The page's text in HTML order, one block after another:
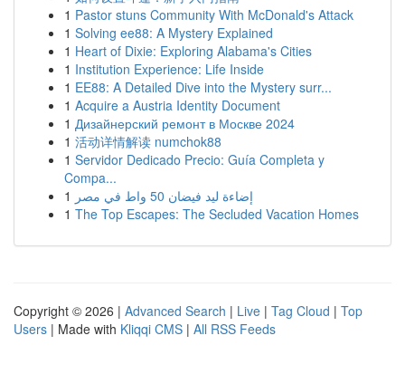
1 Pastor stuns Community With McDonald's Attack
1 Solving ee88: A Mystery Explained
1 Heart of Dixie: Exploring Alabama's Cities
1 Institution Experience: Life Inside
1 EE88: A Detailed Dive into the Mystery surr...
1 Acquire a Austria Identity Document
1 Дизайнерский ремонт в Москве 2024
1 活动详情解读 numchok88
1 Servidor Dedicado Precio: Guía Completa y
Compa...
1
إضاءة ليد فيضان 50 واط في مصر
1 The Top Escapes: The Secluded Vacation Homes
Copyright © 2026 | Advanced Search | Live | Tag Cloud | Top
Users | Made with Kliqqi CMS | All RSS Feeds